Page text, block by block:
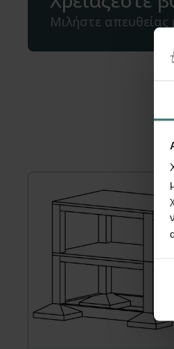
Μιλήστε απευθείας